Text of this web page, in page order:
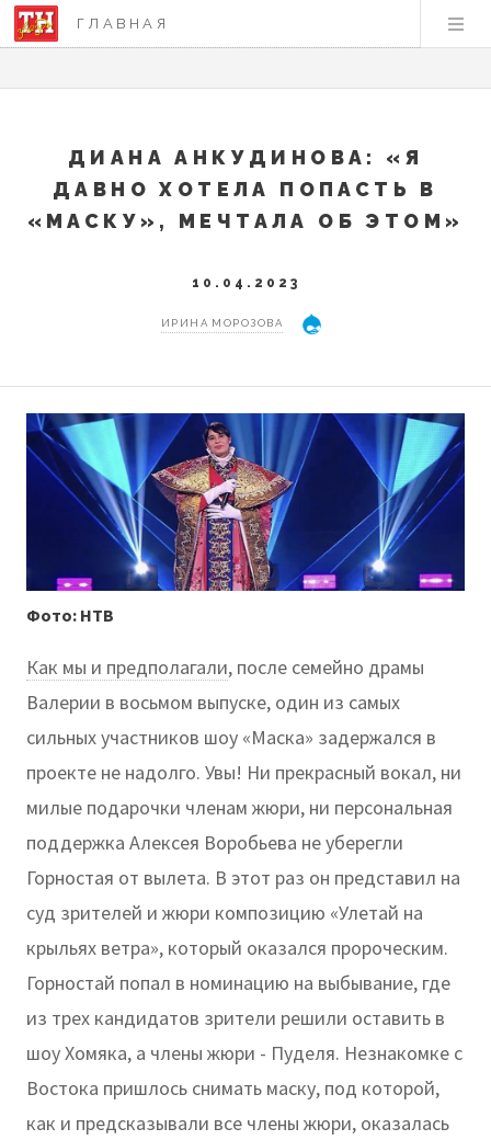
ГЛАВНАЯ
ДИАНА АНКУДИНОВА: «Я
ДАВНО ХОТЕЛА ПОПАСТЬ В
«МАСКУ», МЕЧТАЛА ОБ ЭТОМ»
10.04.2023
ИРИНА МОРОЗОВА
Фото: НТВ
Как мы и предполагали, после семейно драмы
Валерии в восьмом выпуске, один из самых
сильных участников шоу «Маска» задержался в
проекте не надолго. Увы! Ни прекрасный вокал, ни
милые подарочки членам жюри, ни персональная
поддержка Алексея Воробьева не уберегли
Горностая от вылета. В этот раз он представил на
суд зрителей и жюри композицию «Улетай на
крыльях ветра», который оказался пророческим.
Горностай попал в номинацию на выбывание, где
из трех кандидатов зрители решили оставить в
шоу Хомяка, а члены жюри - Пуделя. Незнакомке с
Востока пришлось снимать маску, под которой,
как и предсказывали все члены жюри, оказалась